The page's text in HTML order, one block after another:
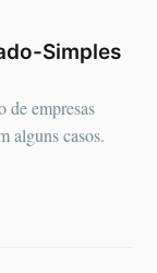
Simples
de empresas
alguns casos.